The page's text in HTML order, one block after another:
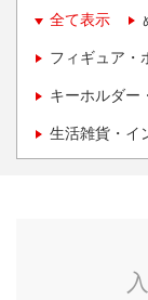
全て表示
フィギュア・
キーホルダー
生活雑貨・イ